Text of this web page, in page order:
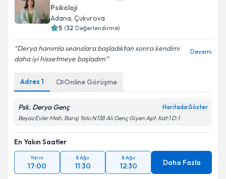
Psikoloji
Adana, Çukurova
5 (32 Değerlendirme)
Derya hanımla seanslara başladıktan sonra kendimi
daha iyi hissetmeye başladım
Devamı
Adres 1 Online Görüşme
Psk. Derya Genç Haritada Göster
Beyaz Evler Mah. Baraj Yolu N138 Ali Genç Giyen Apt. Kat:1 D:1
En Yakın Saatler
Yarın
17:00
8 Ağu
11:30
8 Ağu
12:30 Daha Fazla